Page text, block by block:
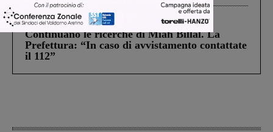
Cronaca 5 Agosto 2026
Continuano le ricerche di Miah Billal. La
Prefettura: “In caso di avvistamento contattate
il 112”